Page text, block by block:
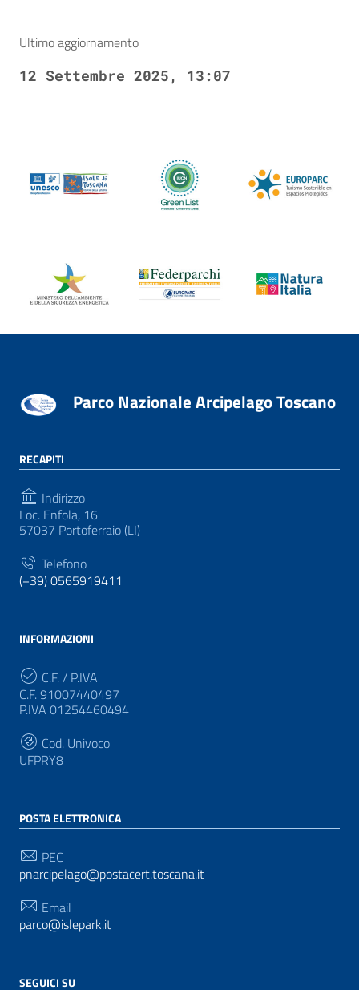
Ultimo aggiornamento
12 Settembre 2025, 13:07
Parco Nazionale Arcipelago Toscano
RECAPITI
Indirizzo
Loc. Enfola, 16
57037 Portoferraio (LI)
Telefono
(+39) 0565919411
INFORMAZIONI
C.F. / P.IVA
C.F. 91007440497
P.IVA 01254460494
Cod. Univoco
UFPRY8
POSTA ELETTRONICA
PEC
pnarcipelago@postacert.toscana.it
Email
parco@islepark.it
SEGUICI SU